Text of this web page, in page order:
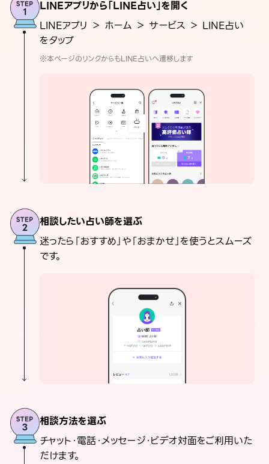
LINEアプリから「LINE占い」を開く
LINEアプリ ＞ ホーム ＞ サービス ＞ LINE占い
をタップ
※本ページのリンクからもLINE占いへ遷移します
相談したい占い師を選ぶ
迷ったら「おすすめ」や「おまかせ」を使うとスムーズ
です。
相談方法を選ぶ
チャット・電話・メッセージ・ビデオ対面をご利用いた
だけます。